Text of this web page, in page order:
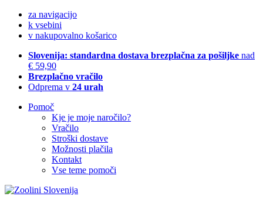
za navigacijo
k vsebini
v nakupovalno košarico
Slovenija: standardna dostava brezplačna za pošiljke nad
€ 59,90
Brezplačno vračilo
Odprema v 24 urah
Pomoč
Kje je moje naročilo?
Vračilo
Stroški dostave
Možnosti plačila
Kontakt
Vse teme pomoči